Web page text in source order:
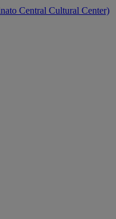
Central Cultural Center)